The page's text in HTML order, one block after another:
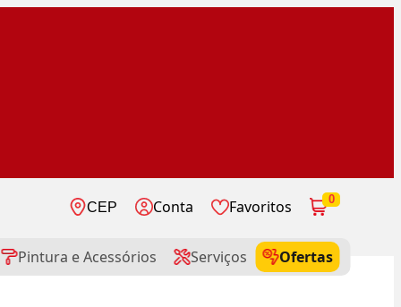
CEP Conta Favoritos 0
Pintura e Acessórios Serviços
Ofertas